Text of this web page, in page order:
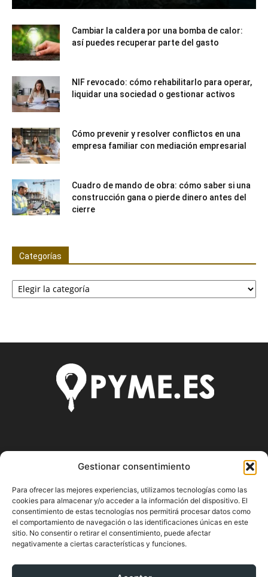
Gestionar consentimiento
Para ofrecer las mejores experiencias, utilizamos tecnologías como las
cookies para almacenar y/o acceder a la información del dispositivo. El
consentimiento de estas tecnologías nos permitirá procesar datos como
el comportamiento de navegación o las identificaciones únicas en este
sitio. No consentir o retirar el consentimiento, puede afectar
negativamente a ciertas características y funciones.
Cambiar la caldera por una bomba de calor:
así puedes recuperar parte del gasto
NIF revocado: cómo rehabilitarlo para operar,
liquidar una sociedad o gestionar activos
Cómo prevenir y resolver conflictos en una
empresa familiar con mediación empresarial
Cuadro de mando de obra: cómo saber si una
construcción gana o pierde dinero antes del
cierre
Categorías
Categorías
actualizado de todas las noticias y novedades sobre la
economía en España y el mundo, así como donde podrás
conseguir toda la información necesaria sobre
emprendimiento.